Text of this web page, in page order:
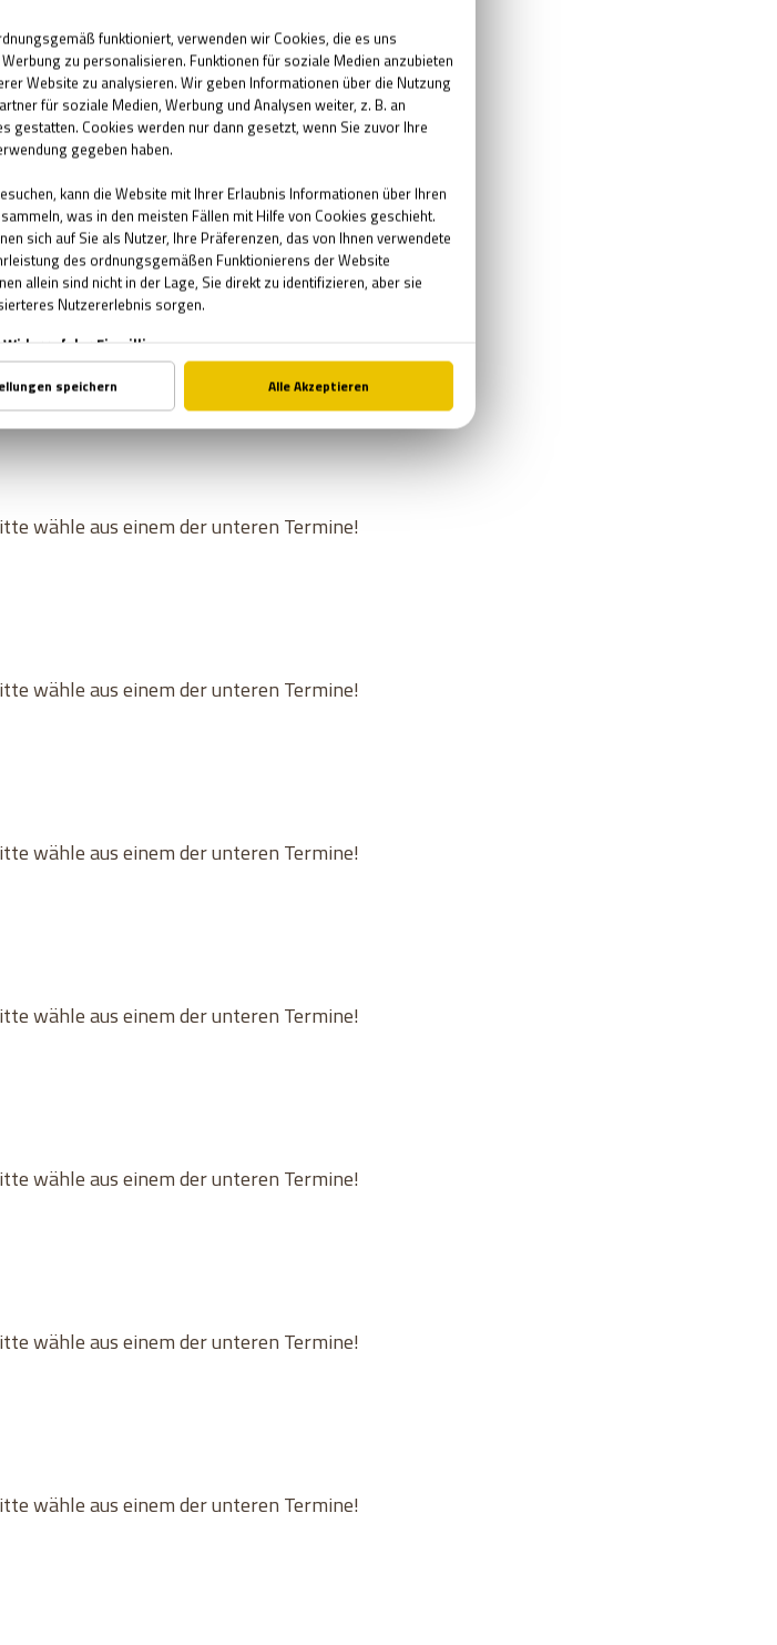
wähle aus einem der unteren Termine!
wähle aus einem der unteren Termine!
wähle aus einem der unteren Termine!
wähle aus einem der unteren Termine!
wähle aus einem der unteren Termine!
wähle aus einem der unteren Termine!
wähle aus einem der unteren Termine!
wähle aus einem der unteren Termine!
wähle aus einem der unteren Termine!
wähle aus einem der unteren Termine!